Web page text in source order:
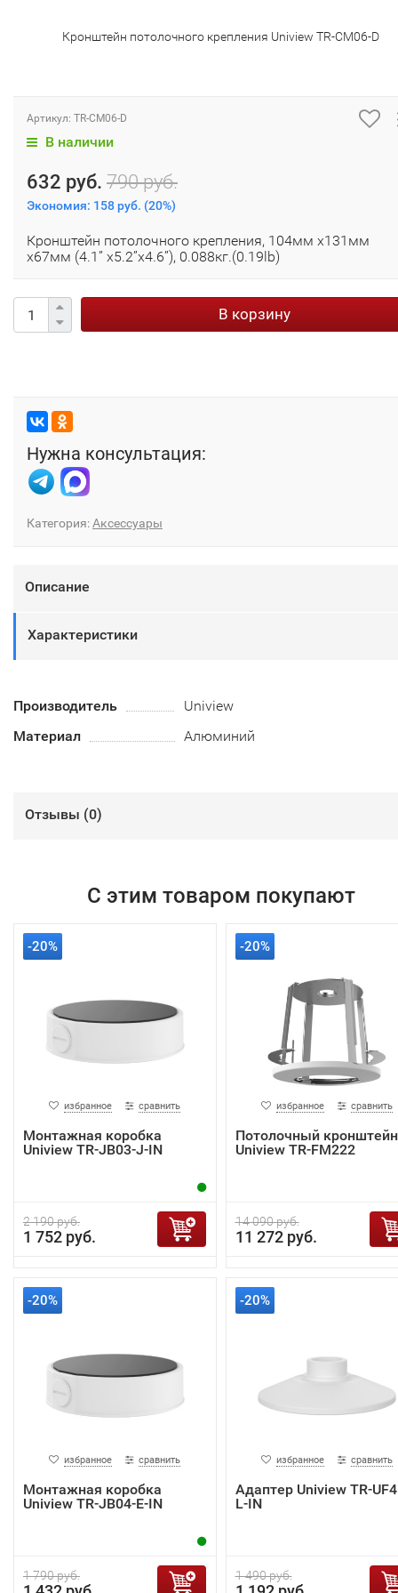
Кронштейн потолочного крепления Uniview TR-CM06-D
Артикул: TR-CM06-D
В наличии
632 руб. 790 руб.
Экономия: 158 руб. (20%)
Кронштейн потолочного крепления, 104мм x131мм
x67мм (4.1” x5.2”x4.6”), 0.088кг.(0.19lb)
В корзину
Нужна консультация:
Категория:Аксессуары
Описание
Характеристики
Производитель
Uniview
Материал
Алюминий
Отзывы (0)
С этим товаром покупают
-20%
избранное сравнить
Монтажная коробка
Uniview TR-JB03-J-IN
2 190 руб.
1 752 руб.
-20%
избранное сравнить
Потолочный кронштейн
Uniview TR-FM222
14 090 руб.
11 272 руб.
-20%
избранное сравнить
Монтажная коробка
Uniview TR-JB04-E-IN
1 790 руб.
-20%
избранное сравнить
Адаптер Uniview TR-
L-IN
1 490 руб.